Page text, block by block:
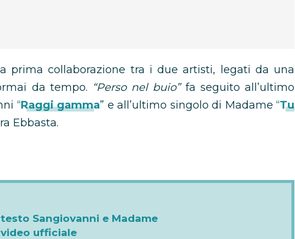
prima collaborazione tra i due artisti, legati da una
da tempo. “Perso nel buio” fa seguito all’ultimo
“Raggi gamma” e all’ultimo singolo di Madame “Tu
Ebbasta.
Sangiovanni e Madame
ufficiale